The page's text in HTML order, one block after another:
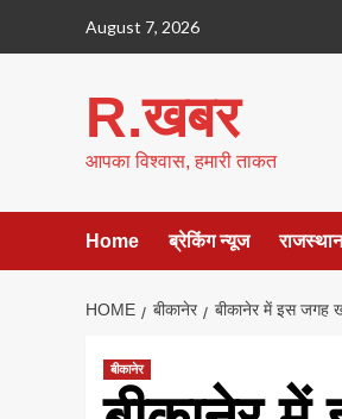
August 7, 2026
R.खबर
आपका विश्वास, हमारी ताकत
Home ब्रेकिंग न्यूज राजस्थान
HOME बीकानेर बीकानेर में इस जगह
बीकानेर